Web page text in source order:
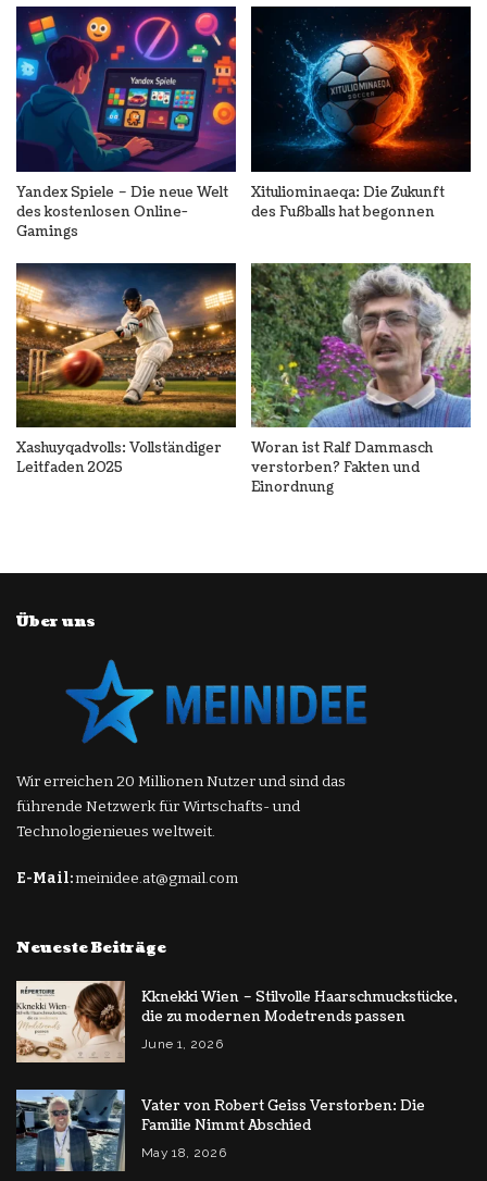
Yandex Spiele – Die neue Welt
des kostenlosen Online-
Gamings
Xituliominaeqa: Die Zukunft
des Fußballs hat begonnen
Xashuyqadvolls: Vollständiger
Leitfaden 2025
Woran ist Ralf Dammasch
verstorben? Fakten und
Einordnung
Über uns
Wir erreichen 20 Millionen Nutzer und sind das
führende Netzwerk für Wirtschafts- und
Technologienieues weltweit.
E-Mail:meinidee.at@gmail.com
Neueste Beiträge
Kknekki Wien – Stilvolle Haarschmuckstücke,
die zu modernen Modetrends passen
June 1, 2026
Vater von Robert Geiss Verstorben: Die
Familie Nimmt Abschied
May 18, 2026